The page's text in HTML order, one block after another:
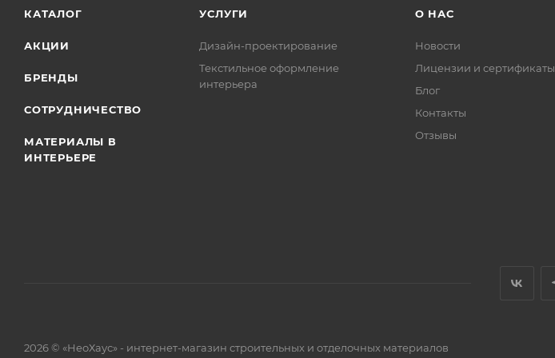
КАТАЛОГ
АКЦИИ
БРЕНДЫ
СОТРУДНИЧЕСТВО
МАТЕРИАЛЫ В
ИНТЕРЬЕРЕ
УСЛУГИ
Дизайн-проектирование
Текстильное оформление
интерьера
О НАС
Новости
Лицензии и сертификаты
Блог
Контакты
Отзывы
2026 © «НеоХаус» - интернет-магазин строительных и отделочных материалов